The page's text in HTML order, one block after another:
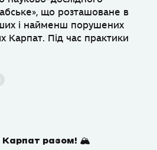
що розташоване в
і найменш порушених
Карпат. Під час практики
Карпат разом! 🏔